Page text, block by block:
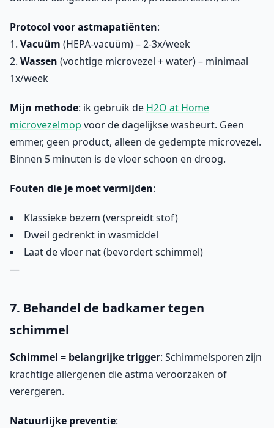
Protocol voor astmapatiënten:
1. Vacuüm (HEPA-vacuüm) – 2-3x/week
2. Wassen (vochtige microvezel + water) – minimaal
1x/week
Mijn methode: ik gebruik de H2O at Home
microvezelmop voor de dagelijkse wasbeurt. Geen
emmer, geen product, alleen de gedempte microvezel.
Binnen 5 minuten is de vloer schoon en droog.
Fouten die je moet vermijden:
Klassieke bezem (verspreidt stof)
Dweil gedrenkt in wasmiddel
Laat de vloer nat (bevordert schimmel)
—
7. Behandel de badkamer tegen
schimmel
Schimmel = belangrijke trigger: Schimmelsporen zijn
krachtige allergenen die astma veroorzaken of
verergeren.
Natuurlijke preventie: